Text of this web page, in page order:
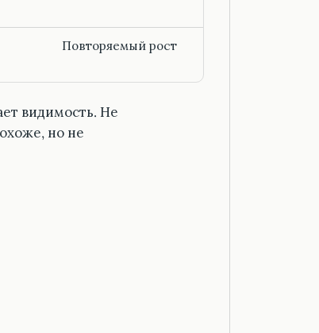
Повторяемый рост
видимость. Не
но не